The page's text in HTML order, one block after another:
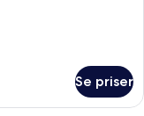
Se priser